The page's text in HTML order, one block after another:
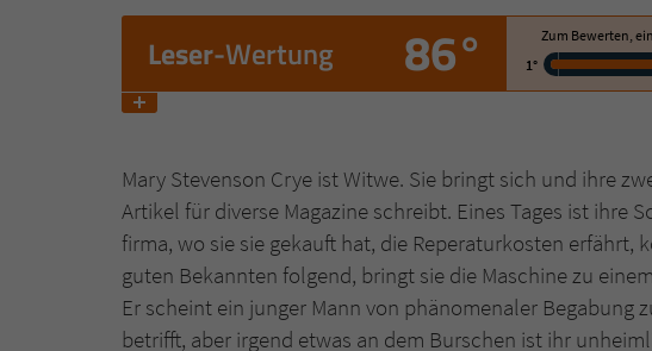
Leser-Wertung 86°
Zum Bewerten,
1°
Mary Stevenson Crye ist Witwe. Sie bringt sich und ihre
Artikel für diverse Magazine schreibt. Eines Tages ist ihre
firma, wo sie sie gekauft hat, die Reperaturkosten erfährt,
guten Bekannten folgend, bringt sie die Maschine zu
Er scheint ein junger Mann von phänomenaler Begabung
betrifft, aber irgend etwas an dem Burschen ist ihr
Zweck
Anbieter
Laufzeit
Zweck
hl=de).